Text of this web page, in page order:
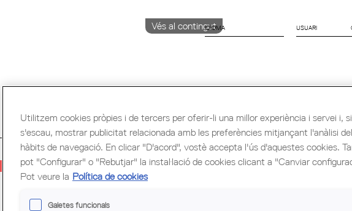
Vés al contingut
IDIOMA
Formació i Ocupació Cultura Congrés Mundial
Utilitzem cookies pròpies i de tercers per oferir-li una millor experiència i servei i, si
s'escau, mostrar publicitat relacionada amb les preferències mitjançant l'anàlisi
hàbits de navegació. En clicar "D'acord", vostè accepta l'ús d'aquestes cookies.
pot "Configurar" o "Rebutjar" la instal·lació de cookies clicant a "Canviar
Pot veure la Política de cookies
Galetes funcionals